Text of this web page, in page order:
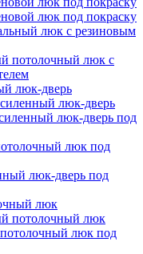
люк под покраску
люк с резиновым
люк с
люк-дверь
люк-дверь
люк-дверь под
люк под
люк-дверь под
люк
люк
люк под